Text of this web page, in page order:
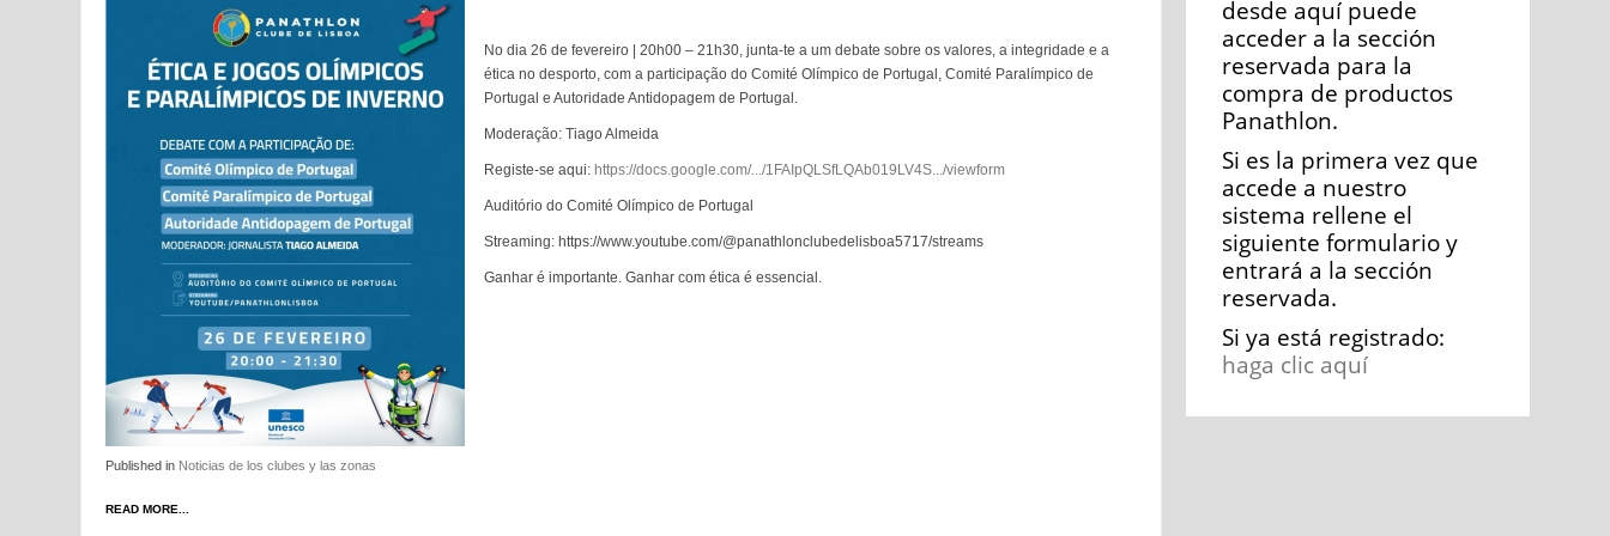
No dia 26 de fevereiro | 20h00 – 21h30, junta-te a um debate sobre os valores, a integridade e a
ética no desporto, com a participação do Comité Olímpico de Portugal, Comité Paralímpico de
Portugal e Autoridade Antidopagem de Portugal.
Moderação: Tiago Almeida
Registe-se aqui: https://docs.google.com/.../1FAIpQLSfLQAb019LV4S.../viewform
Auditório do Comité Olímpico de Portugal
Streaming: https://www.youtube.com/@panathlonclubedelisboa5717/streams
Ganhar é importante. Ganhar com ética é essencial.
Published in Noticias de los clubes y las zonas
READ MORE...
desde aquí puede
acceder a la sección
reservada para la
compra de productos
Panathlon.
Si es la primera vez que
accede a nuestro
sistema rellene el
siguiente formulario y
entrará a la sección
reservada.
Si ya está registrado:
haga clic aquí